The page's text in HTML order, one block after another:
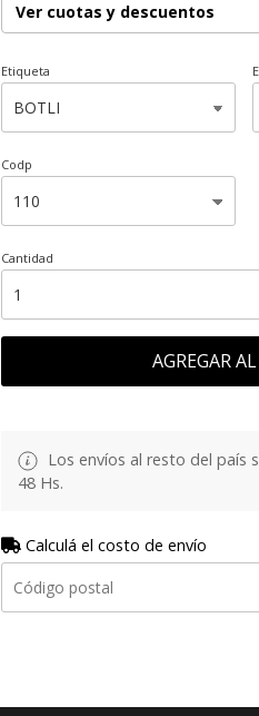
Ver cuotas y descuentos
Etiqueta
Codp
Cantidad
AGREGAR
Los envíos al resto del país
48 Hs.
Calculá el costo de envío